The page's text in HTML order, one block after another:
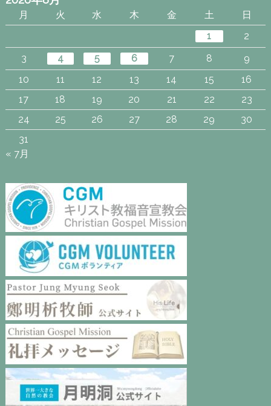
月 火 水 木 金 土
日
1
2
3
4 5 6 7 8
9
10
11 12 13 14 15
16
17
18 19 20 21 22
23
24
25 26 27 28 29
30
31
« 7月